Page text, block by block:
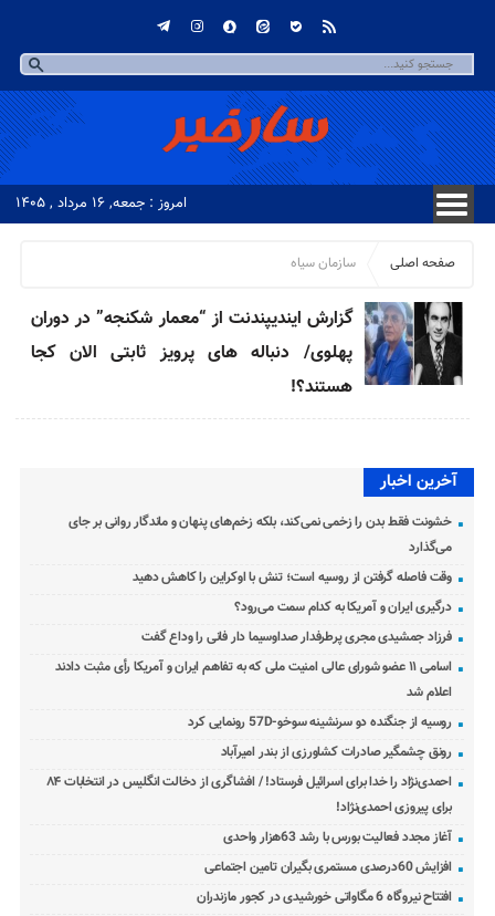
امروز : جمعه, ۱۶ مرداد , ۱۴۰۵
صفحه اصلی سازمان سیاه
گزارش ایندیپندنت از “معمار شکنجه” در دوران
پهلوی/ دنباله های پرویز ثابتی الان کجا
هستند؟!
آخرین اخبار
خشونت فقط بدن را زخمی نمی‌کند، بلکه زخم‌های پنهان و ماندگار روانی بر جای
می‌گذارد
وقت فاصله گرفتن از روسیه است؛ تنش با اوکراین را کاهش دهید
درگیری ایران و آمریکا به کدام سمت می‌رود؟
فرزاد جمشیدی مجری پرطرفدار صداوسیما دار فانی را وداع گفت
اسامی ۱۱ عضو شورای عالی امنیت ملی که به تفاهم ایران و آمریکا رأی مثبت دادند
اعلام شد
روسیه از جنگنده دو سرنشینه سوخو-57D رونمایی کرد
رونق چشمگیر صادرات کشاورزی از بندر امیرآباد
احمدی‌نژاد را خدا برای اسرائیل فرستاد! / افشاگری از دخالت انگلیس در انتخابات ۸۴
برای پیروزی احمدی‌نژاد!
آغاز مجدد فعالیت بورس با رشد 63هزار واحدی
افزایش 60درصدی مستمری بگیران تامین اجتماعی
افتتاح نیروگاه 6 مگاواتی خورشیدی در کجور مازندران